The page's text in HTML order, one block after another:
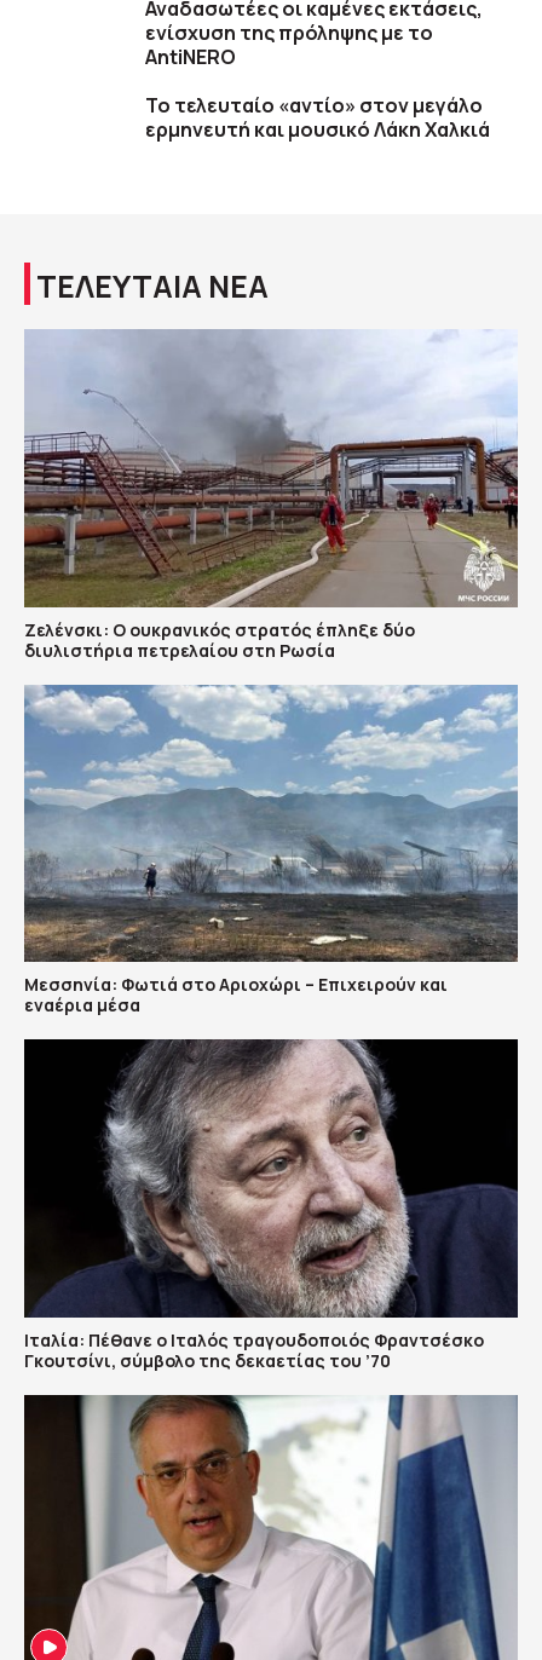
Αναδασωτέες οι καμένες εκτάσεις,
ενίσχυση της πρόληψης με το
AntiNERO
Το τελευταίο «αντίο» στον μεγάλο
ερμηνευτή και μουσικό Λάκη Χαλκιά
ΤΕΛΕΥΤΑΙΑ ΝΕΑ
Ζελένσκι: Ο ουκρανικός στρατός έπληξε δύο
διυλιστήρια πετρελαίου στη Ρωσία
Μεσσηνία: Φωτιά στο Αριοχώρι – Επιχειρούν και
εναέρια μέσα
Ιταλία: Πέθανε ο Ιταλός τραγουδοποιός Φραντσέσκο
Γκουτσίνι, σύμβολο της δεκαετίας του ’70